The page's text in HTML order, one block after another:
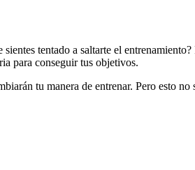
tentado a saltarte el
para conseguir tus objetivos.
tu manera de entrenar. Pero esto